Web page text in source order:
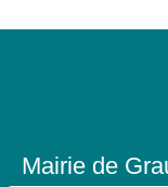
Mairie de